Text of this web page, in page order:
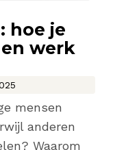
hoe je
werk
mensen
anderen
Waarom